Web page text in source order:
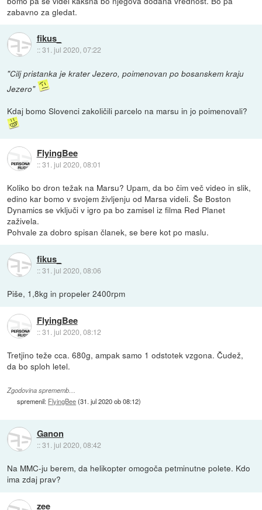
zabavno za gledat.
fikus_
::31. jul 2020, 07:22
"Cilj pristanka je krater Jezero, poimenovan po bosanskem kraju
Jezero"
Kdaj bomo Slovenci zakoličili parcelo na marsu in jo poimenovali?
FlyingBee
::31. jul 2020, 08:01
Koliko bo dron težak na Marsu? Upam, da bo čim več video in slik,
edino kar bomo v svojem življenju od Marsa videli. Še Boston
Dynamics se vključi v igro pa bo zamisel iz filma Red Planet
zaživela.
Pohvale za dobro spisan članek, se bere kot po maslu.
fikus_
::31. jul 2020, 08:06
Piše, 1,8kg in propeler 2400rpm
FlyingBee
::31. jul 2020, 08:12
Tretjino teže cca. 680g, ampak samo 1 odstotek vzgona. Čudež,
da bo sploh letel.
Zgodovina sprememb…
spremenil: FlyingBee(31. jul 2020 ob 08:12)
Ganon
::31. jul 2020, 08:42
Na MMC-ju berem, da helikopter omogoča petminutne polete. Kdo
ima zdaj prav?
zee